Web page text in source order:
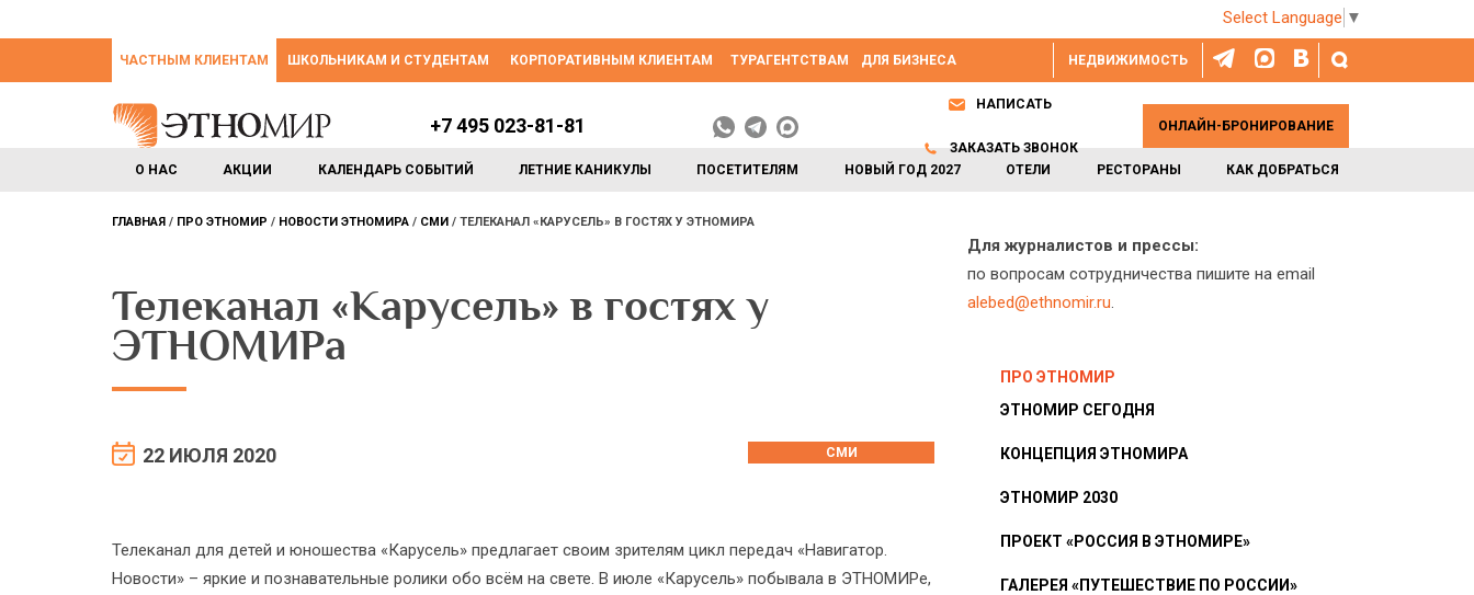
Select Language ▼
НЕДВИЖИМОСТЬ
ЧАСТНЫМ КЛИЕНТАМ ШКОЛЬНИКАМ И СТУДЕНТАМ КОРПОРАТИВНЫМ КЛИЕНТАМ ТУРАГЕНТСТВАМ ДЛЯ БИЗНЕСА
О НАС АКЦИИ КАЛЕНДАРЬ СОБЫТИЙ ЛЕТНИЕ КАНИКУЛЫ ПОСЕТИТЕЛЯМ НОВЫЙ ГОД 2027 ОТЕЛИ РЕСТОРАНЫ КАК ДОБРАТЬСЯ
+7 495 023-81-81
НАПИСАТЬ
ЗАКАЗАТЬ ЗВОНОК
ОНЛАЙН-БРОНИРОВАНИЕ
ГЛАВНАЯ ПРО ЭТНОМИР НОВОСТИ ЭТНОМИРА СМИ ТЕЛЕКАНАЛ «КАРУСЕЛЬ» В ГОСТЯХ У ЭТНОМИРА
Телеканал «Карусель» в гостях у
ЭТНОМИРа
22 ИЮЛЯ 2020 СМИ
Телеканал для детей и юношества «Карусель» предлагает своим зрителям цикл передач «Навигатор.
Новости» – яркие и познавательные ролики обо всём на свете. В июле «Карусель» побывала в ЭТНОМИРе,
Для журналистов и прессы:
по вопросам сотрудничества пишите на email
alebed@ethnomir.ru.
ПРО ЭТНОМИР
ЭТНОМИР СЕГОДНЯ
КОНЦЕПЦИЯ ЭТНОМИРА
ЭТНОМИР 2030
ПРОЕКТ «РОССИЯ В ЭТНОМИРЕ»
ГАЛЕРЕЯ «ПУТЕШЕСТВИЕ ПО РОССИИ»